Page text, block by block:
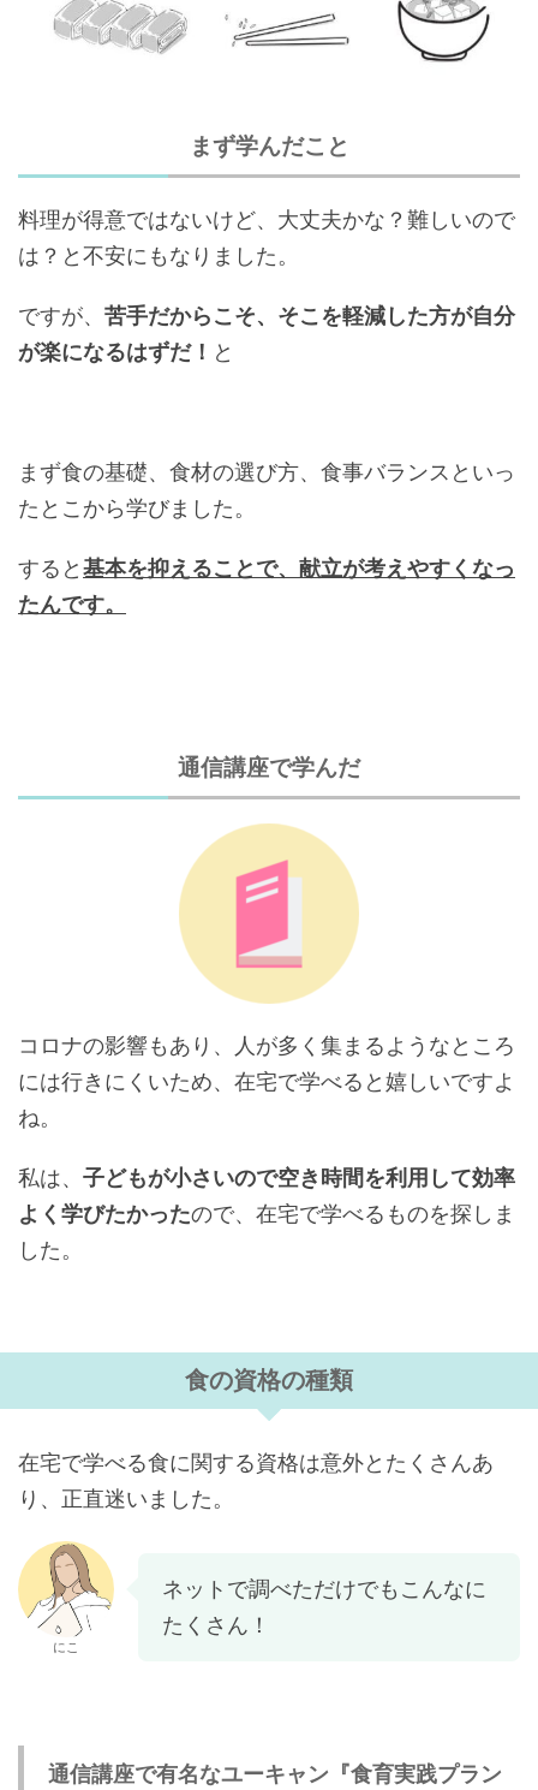
まず学んだこと
料理が得意ではないけど、大丈夫かな？難しいので
は？と不安にもなりました。
ですが、 苦手だからこそ、そこを軽減した方が自分
が楽になるはずだ！ と
まず食の基礎、食材の選び方、食事バランスといっ
たとこから学びました。
すると基本を抑えることで、献立が考えやすくなっ
たんです。
通信講座で学んだ
コロナの影響もあり、人が多く集まるようなところ
には行きにくいため、在宅で学べると嬉しいですよ
ね。
私は、 子どもが小さいので空き時間を利用して効率
よく学びたかったので、在宅で学べるものを探しま
した。
食の資格の種類
在宅で学べる食に関する資格は意外とたくさんあ
り、正直迷いました。
にこ
ネットで調べただけでもこんなに
たくさん！
通信講座で有名なユーキャン『食育実践プラン